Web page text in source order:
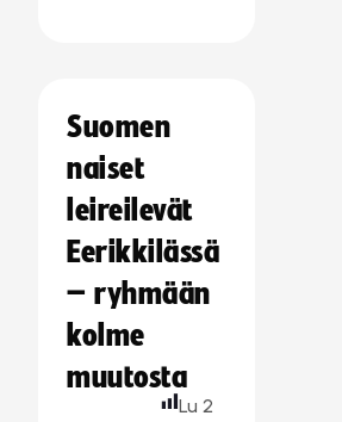
Suomen
naiset
leireilevät
Eerikkilässä
– ryhmään
kolme
muutosta
Lu 2